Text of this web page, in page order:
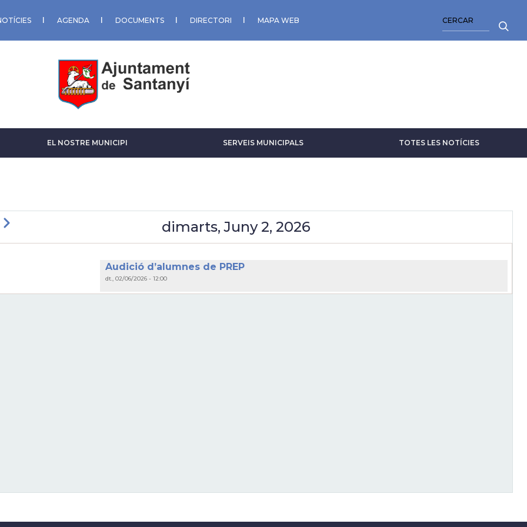
AGENDA DOCUMENTS DIRECTORI MAPA WEB
EL NOSTRE MUNICIPI SERVEIS MUNICIPALS TOTES LES NOTÍCIES
dimarts, Juny 2, 2026
Next
Audició d’alumnes de PREP
dt., 02/06/2026 - 12:00